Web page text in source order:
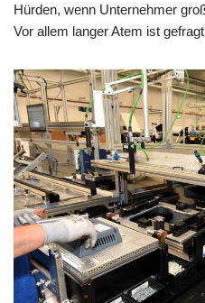
Hürden, wenn Unternehmer
Vor allem langer Atem ist